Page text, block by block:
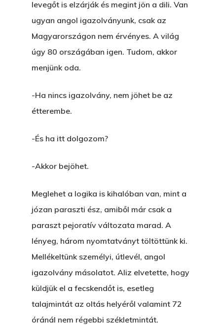
levegőt is elzárják és megint jön a dili. Van
ugyan angol igazolványunk, csak az
Magyarországon nem érvényes. A világ
úgy 80 országában igen. Tudom, akkor
menjünk oda.
-Ha nincs igazolvány, nem jöhet be az
étterembe.
-És ha itt dolgozom?
-Akkor bejöhet.
Meglehet a logika is kihalóban van, mint a
józan paraszti ész, amiből már csak a
paraszt pejoratív változata marad. A
lényeg, három nyomtatványt töltöttünk ki.
Mellékeltünk személyi, útlevél, angol
igazolvány másolatot. Aliz elvetette, hogy
küldjük el a fecskendőt is, esetleg
talajmintát az oltás helyéről valamint 72
óránál nem régebbi székletmintát.